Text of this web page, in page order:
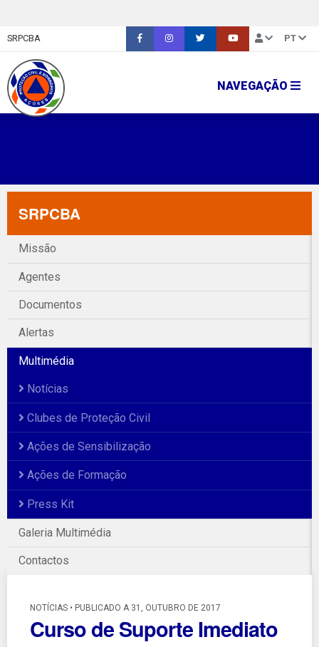
SRPCBA PT
NAVEGAÇÃO
SRPCBA
Missão
Agentes
Documentos
Alertas
Multimédia
Notícias
Clubes de Proteção Civil
Ações de Sensibilização
Ações de Formação
Press Kit
Galeria Multimédia
Contactos
NOTÍCIAS • PUBLICADO A 31, OUTUBRO DE 2017
Curso de Suporte Imediato